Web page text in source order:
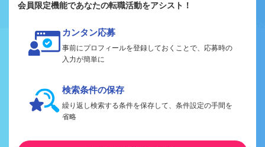
会員限定機能であなたの転職活動をアシスト！
カンタン応募
事前にプロフィールを登録しておくことで、応募時の
入力が簡単に
検索条件の保存
繰り返し検索する条件を保存して、条件設定の手間を
省略